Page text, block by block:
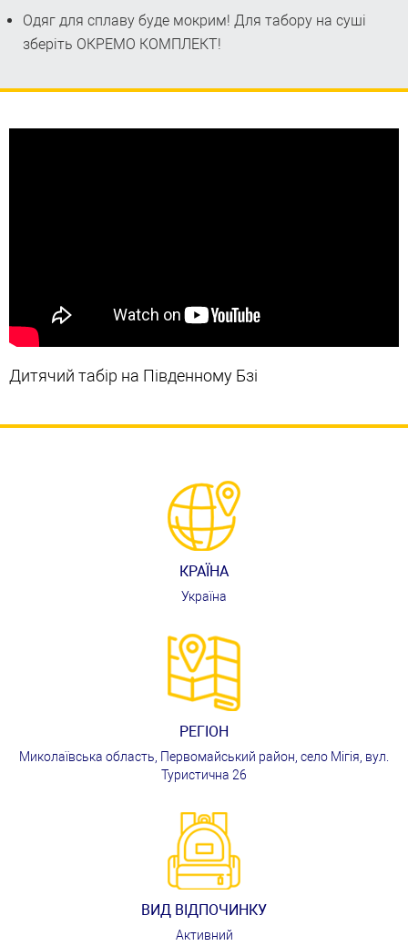
Одяг для сплаву буде мокрим! Для табору на суші
зберіть ОКРЕМО КОМПЛЕКТ!
Дитячий табір на Південному Бзі
КРАЇНА
Україна
РЕГІОН
Миколаївська область, Первомайський район, село Мігія, вул.
Туристична 26
ВИД ВІДПОЧИНКУ
Активний